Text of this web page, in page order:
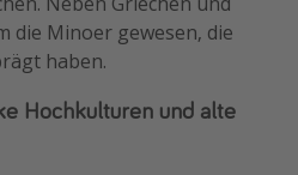
die Minoer gewesen, die
haben.
Hochkulturen und alte